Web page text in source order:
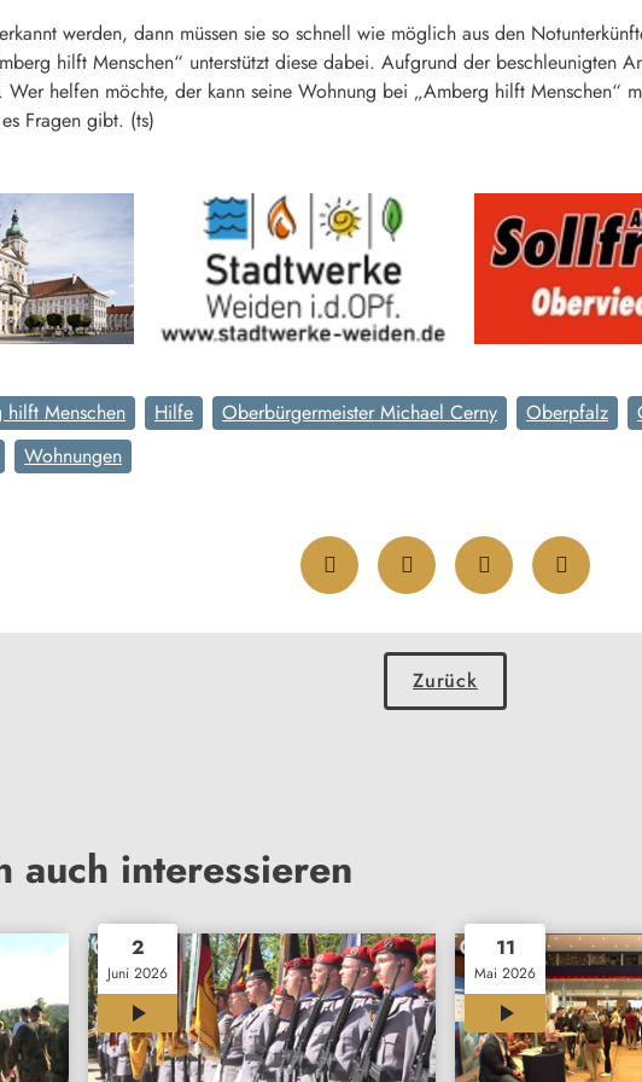
werden, dann müssen sie so schnell wie möglich aus den
hilft Menschen“ unterstützt diese dabei. Aufgrund der beschleunigten
Wer helfen möchte, der kann seine Wohnung bei „Amberg hilft Menschen“
Fragen gibt. (ts)
hilft Menschen Hilfe Oberbürgermeister Michael Cerny Oberpfalz
Wohnungen
Zurück
auch interessieren
2
Juni 2026
01:33
11
Mai 2026
00:33